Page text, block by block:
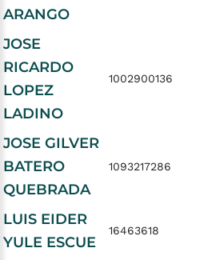
ARANGO
JOSE
RICARDO
LOPEZ
LADINO
1002900136
JOSE GILVER
BATERO
QUEBRADA
1093217286
LUIS EIDER
YULE ESCUE
16463618